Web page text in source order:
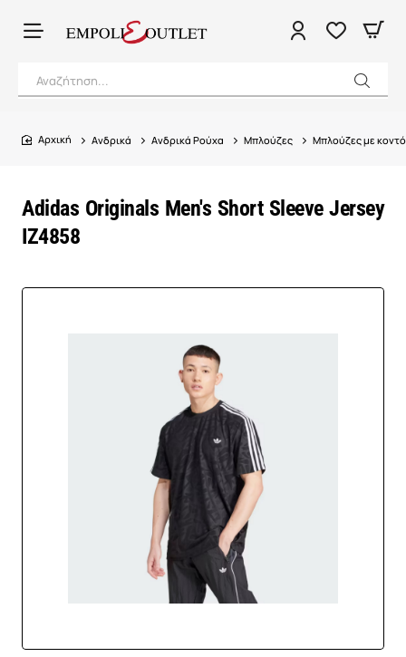
Αναζήτηση...
Adidas Originals Men's Short Sleeve Jersey
IZ4858
home
Ανδρικά Ανδρικά Ρούχα Μπλούζες Μπλούζες με κοντό